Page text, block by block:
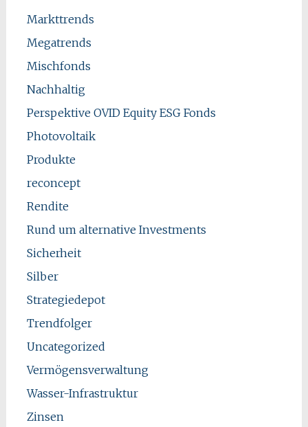
Markttrends
Megatrends
Mischfonds
Nachhaltig
Perspektive OVID Equity ESG Fonds
Photovoltaik
Produkte
reconcept
Rendite
Rund um alternative Investments
Sicherheit
Silber
Strategiedepot
Trendfolger
Uncategorized
Vermögensverwaltung
Wasser-Infrastruktur
Zinsen